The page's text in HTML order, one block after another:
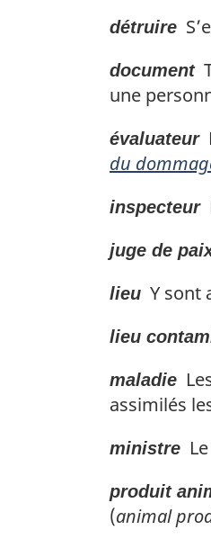
détruire
document
une
évaluateur
du
inspecteur
juge de
lieu Y sont
lieu
maladie
assimilés
ministre
produit
(animal